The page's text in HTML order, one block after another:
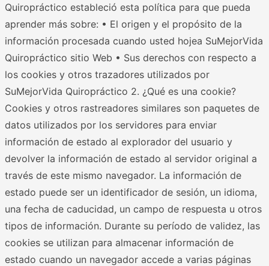
Quiropráctico estableció esta política para que pueda
aprender más sobre: • El origen y el propósito de la
información procesada cuando usted hojea SuMejorVida
Quiropráctico sitio Web • Sus derechos con respecto a
los cookies y otros trazadores utilizados por
SuMejorVida Quiropráctico 2. ¿Qué es una cookie?
Cookies y otros rastreadores similares son paquetes de
datos utilizados por los servidores para enviar
información de estado al explorador del usuario y
devolver la información de estado al servidor original a
través de este mismo navegador. La información de
estado puede ser un identificador de sesión, un idioma,
una fecha de caducidad, un campo de respuesta u otros
tipos de información. Durante su período de validez, las
cookies se utilizan para almacenar información de
estado cuando un navegador accede a varias páginas